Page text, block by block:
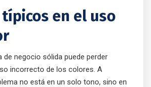
en el uso
de negocio sólida puede perder
incorrecto de los colores. A
no está en un solo tono, sino en